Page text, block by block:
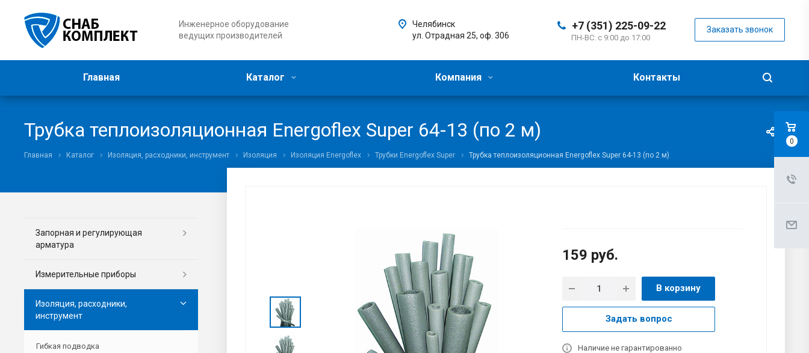
Инженерное оборудование
ведущих производителей
+7 (351) 225-09-22
ПН-ВС: с 9:00 до 17:00
Заказать звонок
Челябинск
ул. Отрадная 25, оф. 306
Главная Каталог Компания Контакты
Трубка теплоизоляционная Energoflex Super 64-13 (по 2 м)
Главная Каталог Изоляция, расходники, инструмент Изоляция Изоляция Energoflex Трубки Energoflex Super Трубка теплоизоляционная Energoflex Super 64-13 (по 2 м)
159 руб.
В корзину
Задать вопрос
Наличие не гарантированно
Запорная и регулирующая
арматура
Измерительные приборы
Изоляция, расходники,
инструмент
Гибкая подводка
0